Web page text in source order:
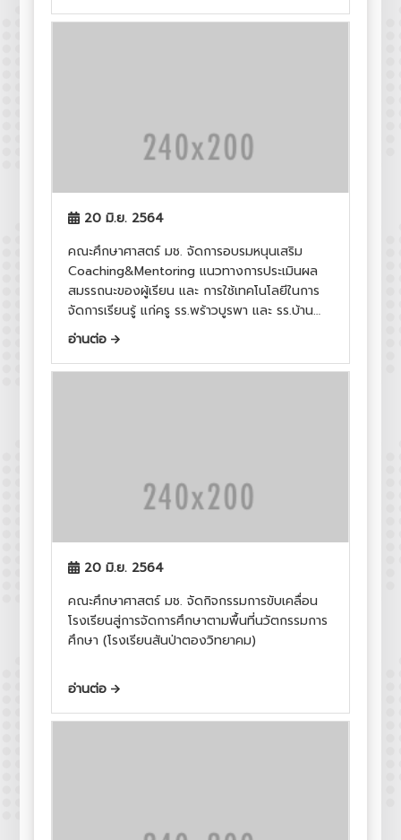
20 มิ.ย. 2564
คณะศึกษาศาสตร์ มช. จัดการอบรมหนุนเสริม
Coaching&Mentoring แนวทางการประเมินผล
สมรรถนะของผู้เรียน และ การใช้เทคโนโลยีในการ
จัดการเรียนรู้ แก่ครู รร.พร้าวบูรพา และ รร.บ้าน
พระนอน
อ่านต่อ
20 มิ.ย. 2564
คณะศึกษาศาสตร์ มช. จัดกิจกรรมการขับเคลื่อน
โรงเรียนสู่การจัดการศึกษาตามพื้นที่นวัตกรรมการ
ศึกษา (โรงเรียนสันป่าตองวิทยาคม)
อ่านต่อ